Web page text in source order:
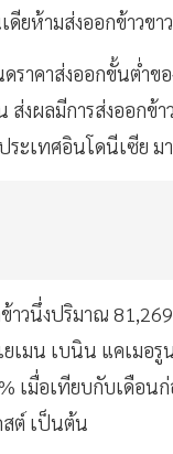
ยห้ามส่งออกข้าวข
ราคาส่งออกขั้นต่ำข
ส่งผลมีการส่งออกข้
ระเทศอินโดนีเซีย
าวนึ่งปริมาณ
ยเมน เบนิน แคเมอ
เมื่อเทียบกับเดือนก่
สต์ เป็นต้น